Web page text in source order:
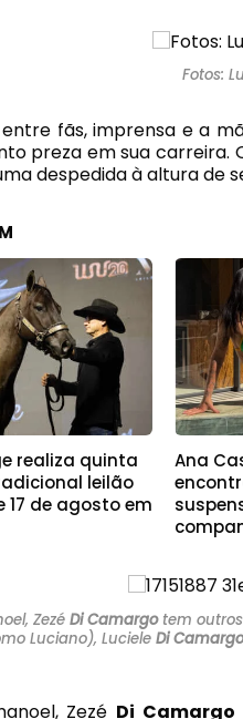
Fotos:
fãs, imprensa e a
preza em sua
despedida à altura de
realiza quinta
leilão
17 de agosto em
Ana
Zezé Di Camargotem outros
Luciano), Luciele Di Camargo
Zezé Di Camargo